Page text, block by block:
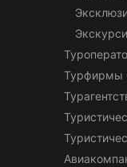
Турфирмы